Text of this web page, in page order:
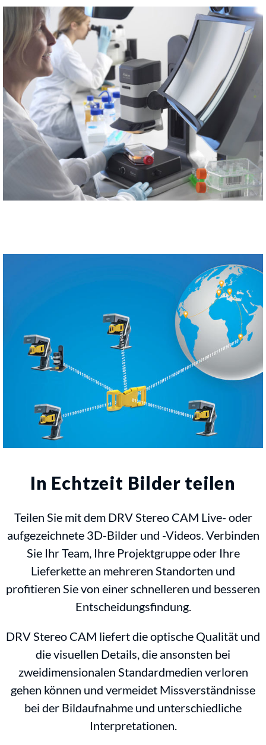
In Echtzeit Bilder teilen
Teilen Sie mit dem DRV Stereo CAM Live- oder
aufgezeichnete 3D-Bilder und -Videos. Verbinden
Sie Ihr Team, Ihre Projektgruppe oder Ihre
Lieferkette an mehreren Standorten und
profitieren Sie von einer schnelleren und besseren
Entscheidungsfindung.
DRV Stereo CAM liefert die optische Qualität und
die visuellen Details, die ansonsten bei
zweidimensionalen Standardmedien verloren
gehen können und vermeidet Missverständnisse
bei der Bildaufnahme und unterschiedliche
Interpretationen.